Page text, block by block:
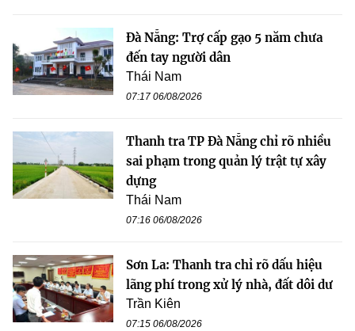
Đà Nẵng: Trợ cấp gạo 5 năm chưa
đến tay người dân
Thái Nam
07:17 06/08/2026
Thanh tra TP Đà Nẵng chỉ rõ nhiều
sai phạm trong quản lý trật tự xây
dựng
Thái Nam
07:16 06/08/2026
Sơn La: Thanh tra chỉ rõ dấu hiệu
lãng phí trong xử lý nhà, đất dôi dư
Trần Kiên
07:15 06/08/2026